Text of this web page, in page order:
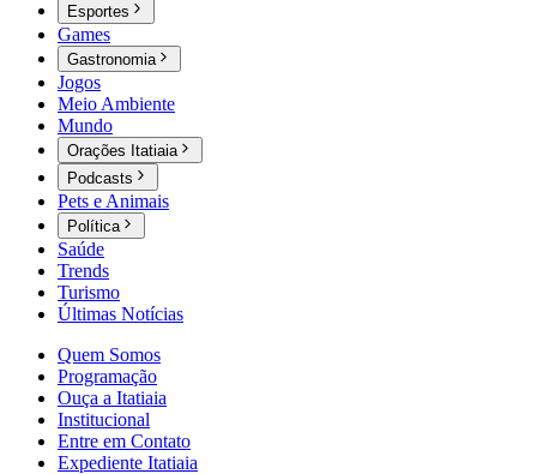
Esportes
Games
Gastronomia
Jogos
Meio Ambiente
Mundo
Orações Itatiaia
Podcasts
Pets e Animais
Política
Saúde
Trends
Turismo
Últimas Notícias
Quem Somos
Programação
Ouça a Itatiaia
Institucional
Entre em Contato
Expediente Itatiaia